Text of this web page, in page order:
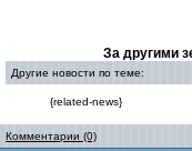
За другими
Другие новости по теме:
{related-news}
Комментарии (0)